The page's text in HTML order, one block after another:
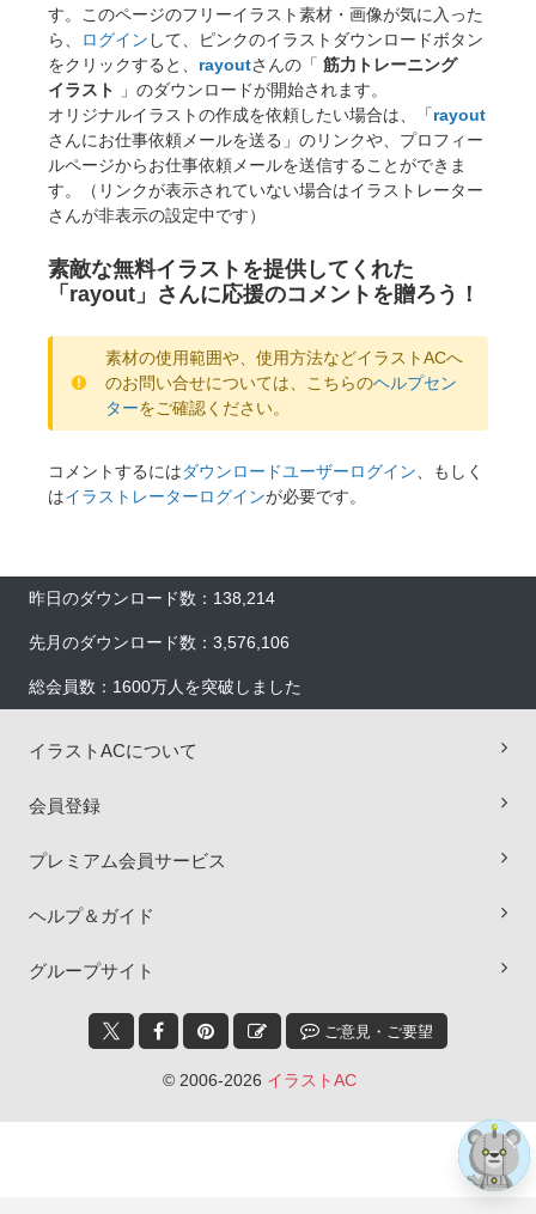
す。このページのフリーイラスト素材・画像が気に入った
ら、
ログイン して、ピンクのイラストダウンロードボタン
をクリックすると、 rayoutさんの「 筋力トレーニング
イラスト
」のダウンロードが開始されます。
オリジナルイラストの作成を依頼したい場合は、「rayout
さんにお仕事依頼メールを送る」のリンクや、プロフィー
ルページからお仕事依頼メールを送信することができま
す。（リンクが表示されていない場合はイラストレーター
さんが非表示の設定中です）
素敵な無料イラストを提供してくれた
「rayout」さんに応援のコメントを贈ろう！
素材の使用範囲や、使用方法などイラストACへ
のお問い合せについては、こちらのヘルプセン
ターをご確認ください。
コメントするにはダウンロードユーザーログイン 、もしく
はイラストレーターログインが必要です。
昨日のダウンロード数：138,214
先月のダウンロード数：3,576,106
総会員数：1600万人を突破しました
イラストACについて
会員登録
プレミアム会員サービス
ヘルプ＆ガイド
グループサイト
ご意見・ご要望
© 2006-2026 イラストAC